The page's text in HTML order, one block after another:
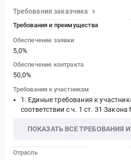
Требования заказчика
Требования и преимущества
Обеспечение заявки
5,0%
Обеспечение контракта
50,0%
Требования к участникам
Единые требования к
соответствии с ч. 1 ст. 31
ПОКАЗАТЬ ВСЕ ТРЕБОВАНИЯ
Отрасль